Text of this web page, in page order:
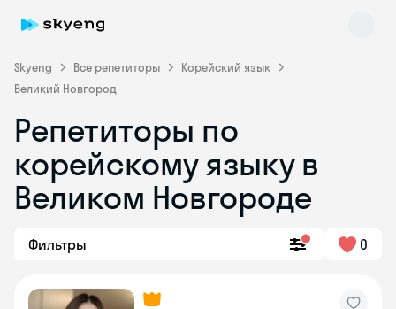
Skyeng Все репетиторы
Корейский язык
Великий Новгород
Репетиторы по
корейскому языку в
Великом Новгороде
Фильтры 0
online